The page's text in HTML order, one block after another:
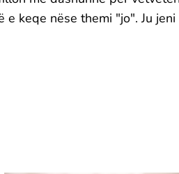
keqe nëse themi "jo". Ju jeni